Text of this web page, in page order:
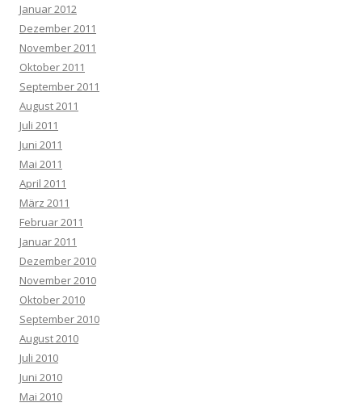
Januar 2012
Dezember 2011
November 2011
Oktober 2011
September 2011
August 2011
Juli 2011
Juni 2011
Mai 2011
April 2011
März 2011
Februar 2011
Januar 2011
Dezember 2010
November 2010
Oktober 2010
September 2010
August 2010
Juli 2010
Juni 2010
Mai 2010